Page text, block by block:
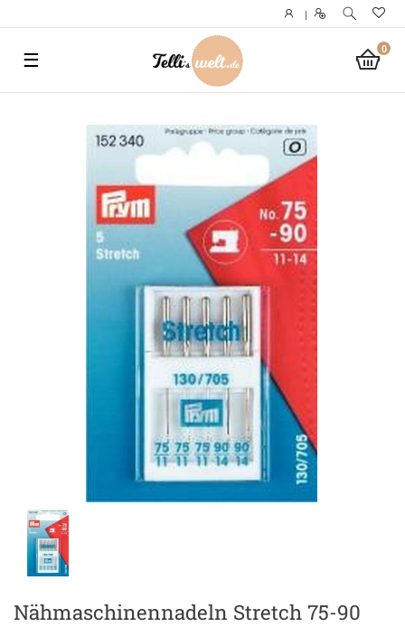
|
0
☰
Nähmaschinennadeln Stretch 75-90